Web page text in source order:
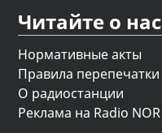
Читайте о нас
Нормативные акты
Правила перепечатки
О радиостанции
Реклама на Radio NOR